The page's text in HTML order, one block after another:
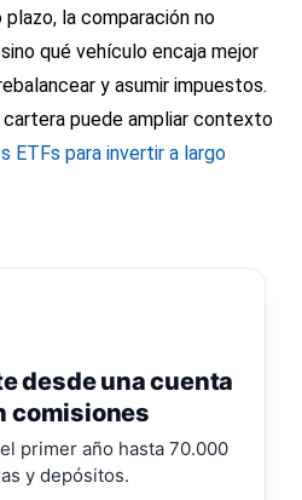
la comparación no
qué vehículo encaja mejor
y asumir impuestos.
puede ampliar contexto
ETFs para invertir a largo
desde una cuenta
comisiones
primer año hasta 70.000
y depósitos.